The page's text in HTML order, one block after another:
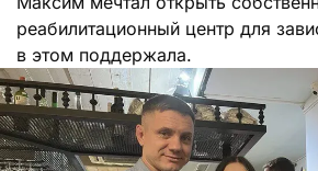
реабилитационный центр для
в этом поддержала.